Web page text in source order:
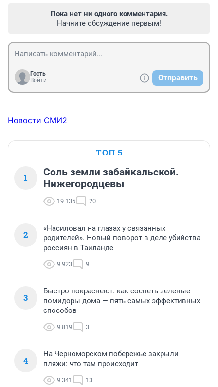
Пока нет ни одного комментария.
Начните обсуждение первым!
Гость
Войти
Отправить
Новости СМИ2
ТОП 5
1
Соль земли забайкальской.
Нижегородцевы
19 135 20
2
«Насиловал на глазах у связанных
родителей». Новый поворот в деле убийства
россиян в Таиланде
9 923 9
3
Быстро покраснеют: как соспеть зеленые
помидоры дома — пять самых эффективных
способов
9 819 3
4
На Черноморском побережье закрыли
пляжи: что там происходит
9 341 13